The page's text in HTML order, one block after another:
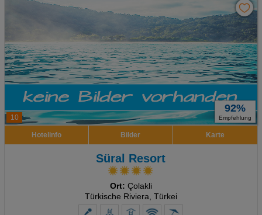
10
92%
Empfehlung
Hotelinfo Bilder Karte
Süral Resort
Ort: Çolakli
Türkische Riviera, Türkei